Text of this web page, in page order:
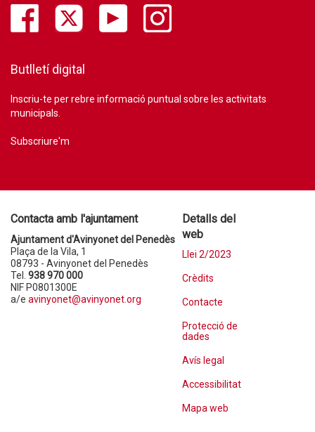
Butlletí digital
Inscriu-te per rebre informació puntual sobre les activitats
municipals.
Subscriure'm
Contacta amb l'ajuntament
Ajuntament d'Avinyonet del Penedès
Plaça de la Vila, 1
08793 - Avinyonet del Penedès
Tel. 938 970 000
NIF P0801300E
a/e avinyonet@avinyonet.org
Detalls del
web
Llei 2/2023
Crèdits
Contacte
Protecció de
dades
Avís legal
Accessibilitat
Mapa web